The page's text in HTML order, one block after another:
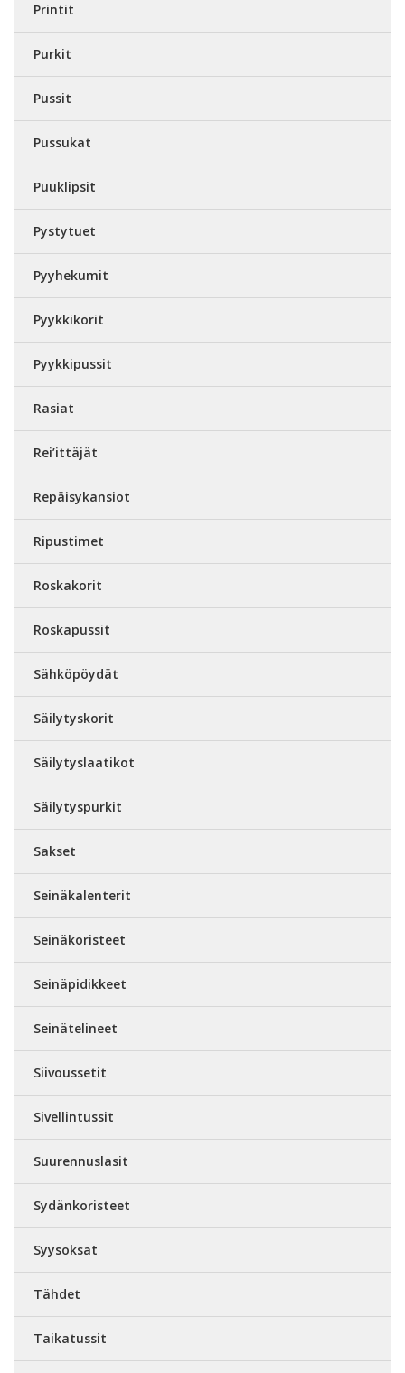
Printit
Purkit
Pussit
Pussukat
Puuklipsit
Pystytuet
Pyyhekumit
Pyykkikorit
Pyykkipussit
Rasiat
Rei’ittäjät
Repäisykansiot
Ripustimet
Roskakorit
Roskapussit
Sähköpöydät
Säilytyskorit
Säilytyslaatikot
Säilytyspurkit
Sakset
Seinäkalenterit
Seinäkoristeet
Seinäpidikkeet
Seinätelineet
Siivoussetit
Sivellintussit
Suurennuslasit
Sydänkoristeet
Syysoksat
Tähdet
Taikatussit